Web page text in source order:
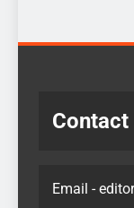
Contact
Email -